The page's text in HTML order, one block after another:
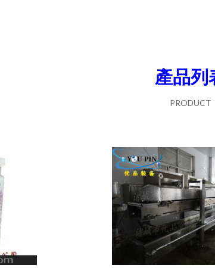
產品列
PRODUCT